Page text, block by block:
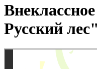
Русский лес"